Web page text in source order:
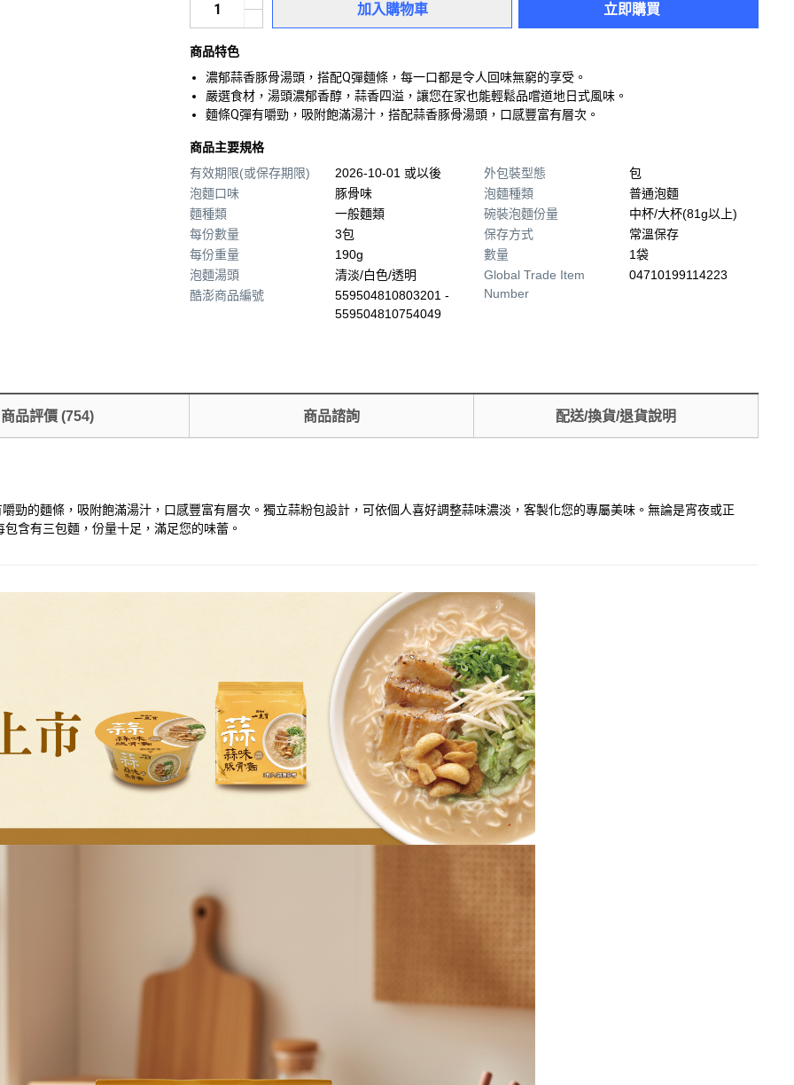
加入購物車 立即購買
商品特色
濃郁蒜香豚骨湯頭，搭配Q彈麵條，每一口都是令人回味無窮的享受。
嚴選食材，湯頭濃郁香醇，蒜香四溢，讓您在家也能輕鬆品嚐道地日式風味。
麵條Q彈有嚼勁，吸附飽滿湯汁，搭配蒜香豚骨湯頭，口感豐富有層次。
商品主要規格
有效期限(或保存期限)
2026-10-01 或以後
泡麵口味
豚骨味
麵種類
一般麵類
每份數量
3包
每份重量
190g
泡麵湯頭
清淡/白色/透明
酷澎商品編號
559504810803201 -
559504810754049
外包裝型態
包
泡麵種類
普通泡麵
碗裝泡麵份量
中杯/大杯(81g以上)
保存方式
常溫保存
數量
1袋
Global Trade Item
Number
04710199114223
商品評價(754) 商品諮詢 配送/換貨/退貨說明
勁的麵條，吸附飽滿湯汁，口感豐富有層次。獨立蒜粉包設計，可依個人喜好調整蒜味濃淡，客製化您的專屬美味。無論是宵夜或正
含有三包麵，份量十足，滿足您的味蕾。